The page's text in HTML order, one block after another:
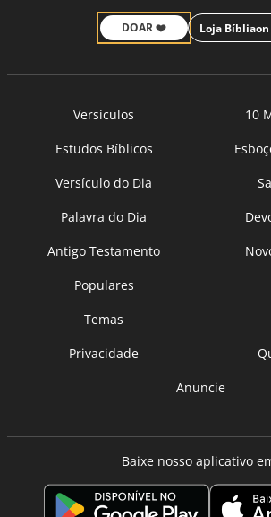
DOAR ❤️ Loja Bíbliaon
Versículos
10
Estudos Bíblicos
Versículo do Dia
Palavra do Dia
Antigo Testamento
Populares
Temas
Privacidade
Anuncie
Baixe nosso aplicativo